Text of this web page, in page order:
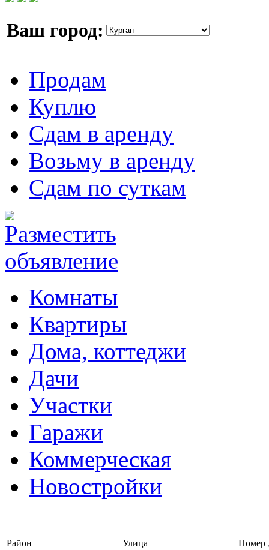
Ваш город:
Продам
Куплю
Сдам в аренду
Возьму в аренду
Сдам по суткам
Комнаты
Квартиры
Дома, коттеджи
Дачи
Участки
Гаражи
Коммерческая
Новостройки
Район Улица Номер